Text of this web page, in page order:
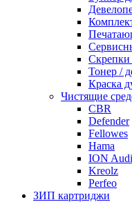
Скрепки
Тонер /
Краска
Чистящие
CBR
Defender
Fellowes
Hama
ION
Kreolz
Perfeo
ЗИП картриджи